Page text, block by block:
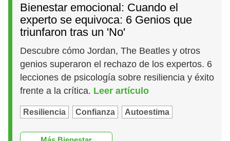
Bienestar emocional: Cuando el
experto se equivoca: 6 Genios que
triunfaron tras un 'No'
Descubre cómo Jordan, The Beatles y otros
genios superaron el rechazo de los expertos. 6
lecciones de psicología sobre resiliencia y éxito
frente a la crítica. Leer artículo
Resiliencia Confianza Autoestima